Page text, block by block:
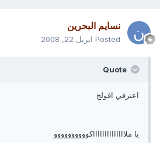
نسايم البحرين
Posted ابريل 22, 2008
اعترفي اقولج
يا ملااااااااااااااكوووووووووو